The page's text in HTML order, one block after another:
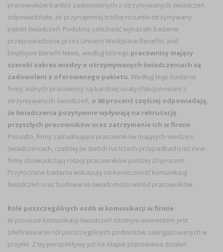
pracowników bardzo zadowolonych z otrzymywanych świadczeń
odpowiedziało, że przynajmniej trochę rozumie otrzymywany
pakiet świadczeń. Podobną zależność wykazało badanie
przeprowadzone przez Univers Workplace Benefits and
Employee Benefit News, według którego pracownicy mający
szeroki zakres wiedzy o otrzymywanych świadczeniach są
zadowoleni z oferowanego pakietu. Według tego badania
firmy, których pracownicy są bardziej usatysfakcjonowani z
otrzymywanych świadczeń, o 86 procent częściej odpowiadają,
że świadczenia pozytywnie wpływają na rekrutację
przyszłych pracowników oraz zatrzymanie ich w firmie.
Ponadto, firmy zatrudniające pracowników mających wiedzę o
świadczeniach, częściej (w dwóch na trzech przypadkach) niż inne
firmy doświadczają rotacji pracowników poniżej 20 procent.
Przytoczone badania wskazują na konieczność komunikacji
świadczeń oraz budowania świadomości wśród pracowników.
Role poszczególnych osób w komunikacji w firmie
W procesie komunikacji świadczeń istotnym elementem jest
zdefiniowanie ról poszczególnych podmiotów zaangażowanych w
projekt. Z tej perspektywy już na etapie planowania działań